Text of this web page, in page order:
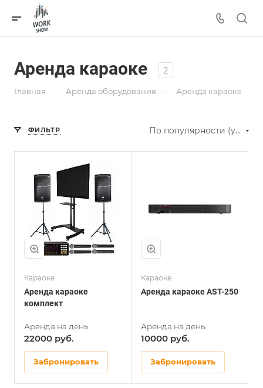
Аренда караоке 2
Главная — Аренда оборудования — Аренда караоке
ФИЛЬТР По популярности (убывание)
Караоке
Аренда караоке
комплект
22000
Забронировать
Караоке
Аренда караоке AST-250
10000
Забронировать